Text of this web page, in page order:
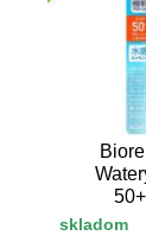
skladom